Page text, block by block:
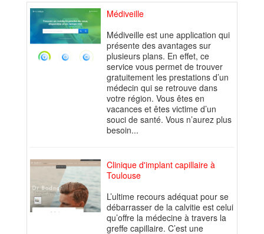
Médiveille
Médiveille est une application qui
présente des avantages sur
plusieurs plans. En effet, ce
service vous permet de trouver
gratuitement les prestations d’un
médecin qui se retrouve dans
votre région. Vous êtes en
vacances et êtes victime d’un
souci de santé. Vous n’aurez plus
besoin...
Clinique d'implant capillaire à
Toulouse
L’ultime recours adéquat pour se
débarrasser de la calvitie est celui
qu’offre la médecine à travers la
greffe capillaire. C’est une